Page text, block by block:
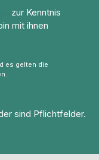
zur Kenntnis
mit ihnen
es gelten die
sind Pflichtfelder.